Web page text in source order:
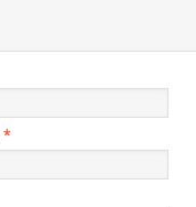
*